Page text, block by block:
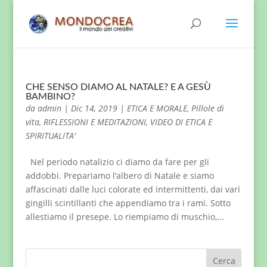
CHE SENSO DIAMO AL NATALE? E A GESÙ
BAMBINO?
da admin| Dic 14, 2019| ETICA E MORALE, Pillole di
vita, RIFLESSIONI E MEDITAZIONI, VIDEO DI ETICA E
SPIRITUALITA'
Nel periodo natalizio ci diamo da fare per gli
addobbi. Prepariamo l’albero di Natale e siamo
affascinati dalle luci colorate ed intermittenti, dai vari
gingilli scintillanti che appendiamo tra i rami. Sotto
allestiamo il presepe. Lo riempiamo di muschio,...
Cerca